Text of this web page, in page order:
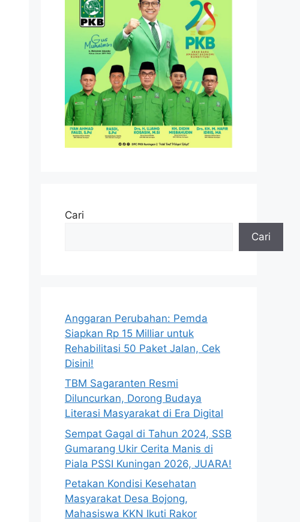
Cari
Cari
Anggaran Perubahan: Pemda
Siapkan Rp 15 Milliar untuk
Rehabilitasi 50 Paket Jalan, Cek
Disini!
TBM Sagaranten Resmi
Diluncurkan, Dorong Budaya
Literasi Masyarakat di Era Digital
Sempat Gagal di Tahun 2024, SSB
Gumarang Ukir Cerita Manis di
Piala PSSI Kuningan 2026, JUARA!
Petakan Kondisi Kesehatan
Masyarakat Desa Bojong,
Mahasiswa KKN Ikuti Rakor